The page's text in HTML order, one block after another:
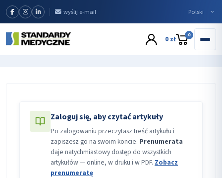
wyślij e-mail
0 zł 0
Zaloguj się, aby czytać artykuły
Po zalogowaniu przeczytasz treść artykułu i
zapiszesz go na swoim koncie. Prenumerata
daje natychmiastowy dostęp do wszystkich
artykułów — online, w druku i w PDF. Zobacz
prenumeratę